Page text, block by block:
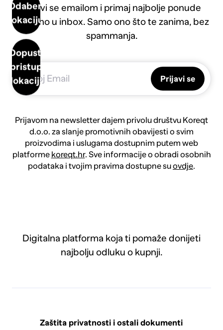
Odaberi
lokaciju
Dopusti
pristup
lokaciji
Prijavi se emailom i primaj najbolje ponude
direktno u inbox. Samo ono što te zanima, bez
spammanja.
Prijavi se
Prijavom na newsletter dajem privolu društvu Koreqt
d.o.o. za slanje promotivnih obavijesti o svim
proizvodima i uslugama dostupnim putem web
platforme koreqt.hr. Sve informacije o obradi osobnih
podataka i tvojim pravima dostupne suovdje.
Digitalna platforma koja ti pomaže donijeti
najbolju odluku o kupnji.
Zaštita privatnosti i ostali dokumenti